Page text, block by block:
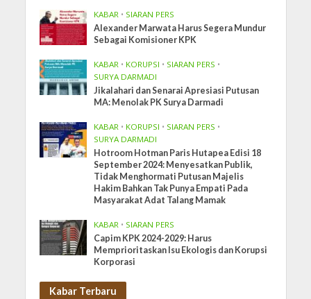
KABAR • SIARAN PERS
Alexander Marwata Harus Segera Mundur
Sebagai Komisioner KPK
KABAR • KORUPSI • SIARAN PERS •
SURYA DARMADI
Jikalahari dan Senarai Apresiasi Putusan
MA: Menolak PK Surya Darmadi
KABAR • KORUPSI • SIARAN PERS •
SURYA DARMADI
Hotroom Hotman Paris Hutapea Edisi 18
September 2024: Menyesatkan Publik,
Tidak Menghormati Putusan Majelis
Hakim Bahkan Tak Punya Empati Pada
Masyarakat Adat Talang Mamak
KABAR • SIARAN PERS
Capim KPK 2024-2029: Harus
Memprioritaskan Isu Ekologis dan Korupsi
Korporasi
Kabar Terbaru